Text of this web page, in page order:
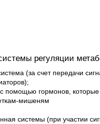
регуляции
(за счет передачи
помощью гормонов, которые
мишеням
системы (при участии